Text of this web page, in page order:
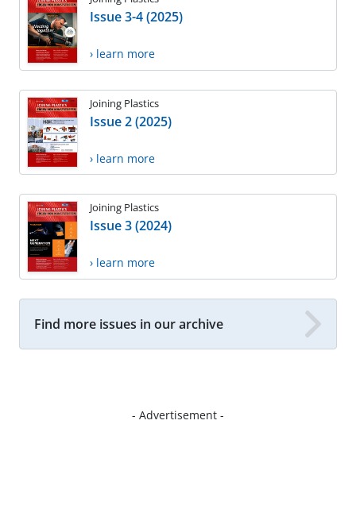
Issue 3-4 (2025)
› learn more
Joining Plastics
Issue 2 (2025)
› learn more
Joining Plastics
Issue 3 (2024)
› learn more
Find more issues in our archive
- Advertisement -